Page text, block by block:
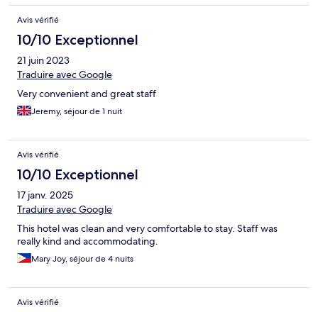
Avis vérifié
10/10 Exceptionnel
21 juin 2023
Traduire avec Google
Very convenient and great staff
Jeremy, séjour de 1 nuit
Avis vérifié
10/10 Exceptionnel
17 janv. 2025
Traduire avec Google
This hotel was clean and very comfortable to stay. Staff was
really kind and accommodating.
Mary Joy, séjour de 4 nuits
Avis vérifié